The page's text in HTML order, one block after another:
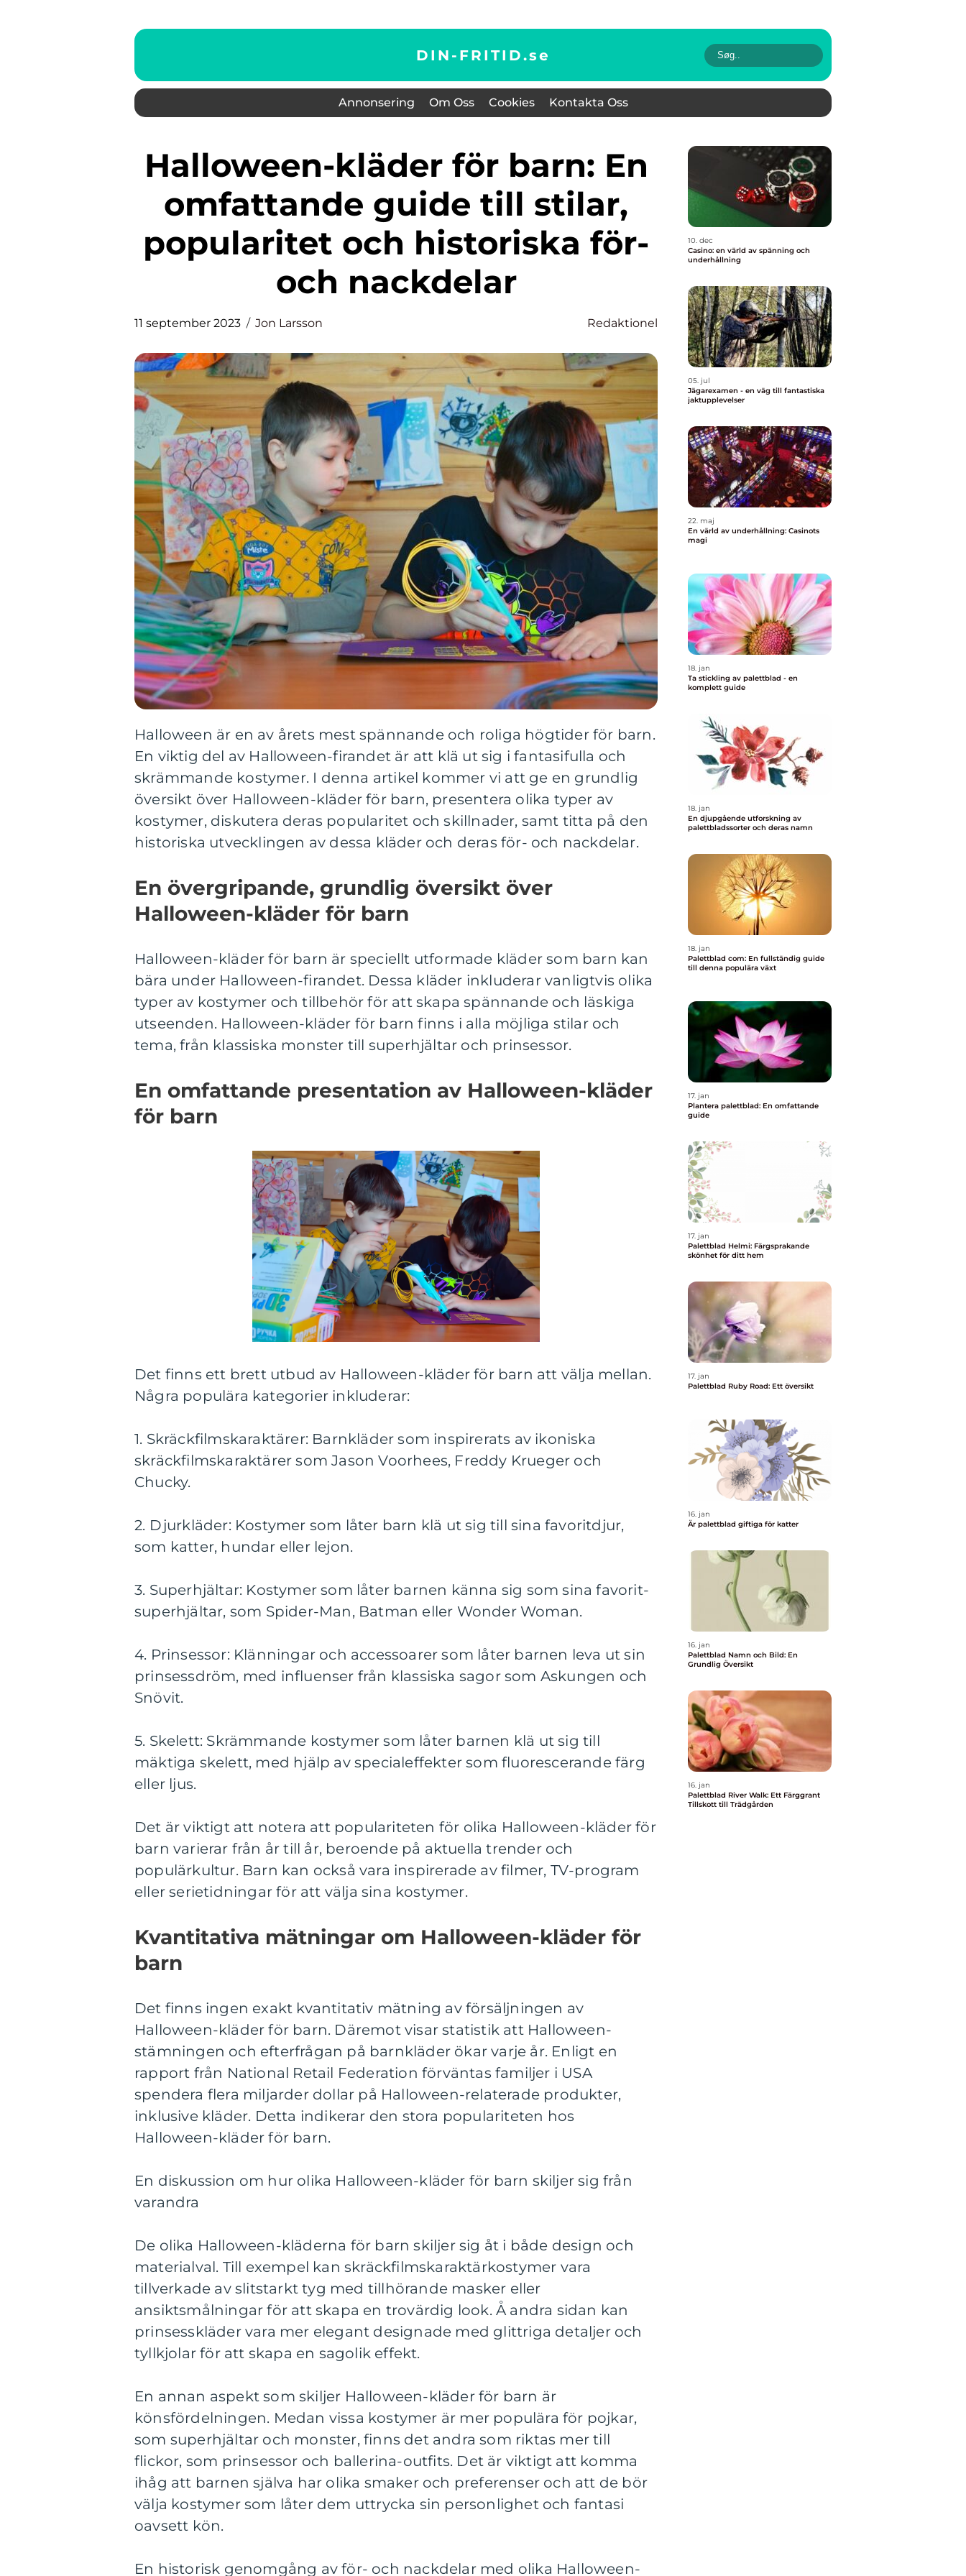
DIN-FRITID.se
Annonsering Om Oss Cookies Kontakta Oss
Halloween-kläder för barn: En
omfattande guide till stilar,
popularitet och historiska för-
och nackdelar
11 september 2023 Jon Larsson Redaktionel
Halloween är en av årets mest spännande och roliga högtider för barn.
En viktig del av Halloween-firandet är att klä ut sig i fantasifulla och
skrämmande kostymer. I denna artikel kommer vi att ge en grundlig
översikt över Halloween-kläder för barn, presentera olika typer av
kostymer, diskutera deras popularitet och skillnader, samt titta på den
historiska utvecklingen av dessa kläder och deras för- och nackdelar.
En övergripande, grundlig översikt över
Halloween-kläder för barn
Halloween-kläder för barn är speciellt utformade kläder som barn kan
bära under Halloween-firandet. Dessa kläder inkluderar vanligtvis olika
typer av kostymer och tillbehör för att skapa spännande och läskiga
utseenden. Halloween-kläder för barn finns i alla möjliga stilar och
tema, från klassiska monster till superhjältar och prinsessor.
En omfattande presentation av Halloween-kläder
för barn
Det finns ett brett utbud av Halloween-kläder för barn att välja mellan.
Några populära kategorier inkluderar:
1. Skräckfilmskaraktärer: Barnkläder som inspirerats av ikoniska
skräckfilmskaraktärer som Jason Voorhees, Freddy Krueger och
Chucky.
2. Djurkläder: Kostymer som låter barn klä ut sig till sina favoritdjur,
som katter, hundar eller lejon.
3. Superhjältar: Kostymer som låter barnen känna sig som sina favorit-
superhjältar, som Spider-Man, Batman eller Wonder Woman.
4. Prinsessor: Klänningar och accessoarer som låter barnen leva ut sin
prinsessdröm, med influenser från klassiska sagor som Askungen och
Snövit.
5. Skelett: Skrämmande kostymer som låter barnen klä ut sig till
mäktiga skelett, med hjälp av specialeffekter som fluorescerande färg
eller ljus.
Det är viktigt att notera att populariteten för olika Halloween-kläder för
barn varierar från år till år, beroende på aktuella trender och
populärkultur. Barn kan också vara inspirerade av filmer, TV-program
eller serietidningar för att välja sina kostymer.
Kvantitativa mätningar om Halloween-kläder för
barn
Det finns ingen exakt kvantitativ mätning av försäljningen av
Halloween-kläder för barn. Däremot visar statistik att Halloween-
stämningen och efterfrågan på barnkläder ökar varje år. Enligt en
rapport från National Retail Federation förväntas familjer i USA
spendera flera miljarder dollar på Halloween-relaterade produkter,
inklusive kläder. Detta indikerar den stora populariteten hos
Halloween-kläder för barn.
En diskussion om hur olika Halloween-kläder för barn skiljer sig från
varandra
De olika Halloween-kläderna för barn skiljer sig åt i både design och
materialval. Till exempel kan skräckfilmskaraktärkostymer vara
tillverkade av slitstarkt tyg med tillhörande masker eller
ansiktsmålningar för att skapa en trovärdig look. Å andra sidan kan
prinsesskläder vara mer elegant designade med glittriga detaljer och
tyllkjolar för att skapa en sagolik effekt.
En annan aspekt som skiljer Halloween-kläder för barn är
könsfördelningen. Medan vissa kostymer är mer populära för pojkar,
som superhjältar och monster, finns det andra som riktas mer till
flickor, som prinsessor och ballerina-outfits. Det är viktigt att komma
ihåg att barnen själva har olika smaker och preferenser och att de bör
välja kostymer som låter dem uttrycka sin personlighet och fantasi
oavsett kön.
En historisk genomgång av för- och nackdelar med olika Halloween-
10. dec
Casino: en värld av spänning och
underhållning
05. jul
Jägarexamen - en väg till fantastiska
jaktupplevelser
22. maj
En värld av underhållning: Casinots
magi
18. jan
Ta stickling av palettblad - en
komplett guide
18. jan
En djupgående utforskning av
palettbladssorter och deras namn
18. jan
Palettblad com: En fullständig guide
till denna populära växt
17. jan
Plantera palettblad: En omfattande
guide
17. jan
Palettblad Helmi: Färgsprakande
skönhet för ditt hem
17. jan
Palettblad Ruby Road: Ett översikt
16. jan
Är palettblad giftiga för katter
16. jan
Palettblad Namn och Bild: En
Grundlig Översikt
16. jan
Palettblad River Walk: Ett Färggrant
Tillskott till Trädgården